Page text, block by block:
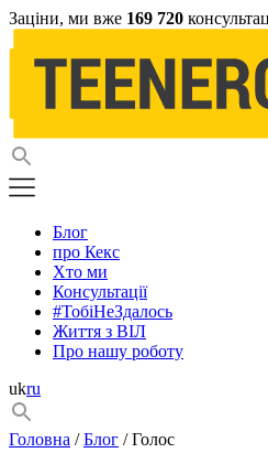
Заціни, ми вже 169 720
Блог
про Кекс
Хто ми
Консультації
#ТобіНеЗдалось
Життя з ВІЛ
Про нашу роботу
ukru
Головна /Блог / Голос